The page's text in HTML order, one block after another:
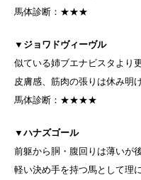
馬体診断：★★★
▼ ジョワドヴィーヴル
似ている姉ブエナビスタより
皮膚感、筋肉の張りは休み明
馬体診断：★★★★
▼ ハナズゴール
前躯から胴・腹回りは薄いが
軽い決め手を持つ馬として理